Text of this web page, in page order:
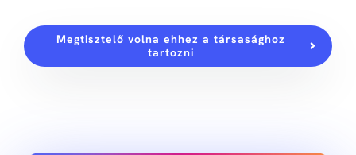
Megtisztelő volna ehhez a társasághoz
tartozni